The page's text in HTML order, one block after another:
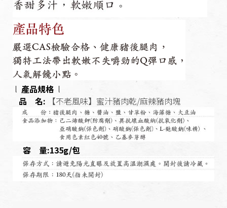
l 產品規格 l
品 名:
【不老風味】 蜜汁豬肉乾/麻辣豬肉塊
容 量:135g/包